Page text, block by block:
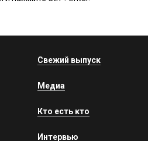
Свежий выпуск
Медиа
Кто есть кто
Интервью